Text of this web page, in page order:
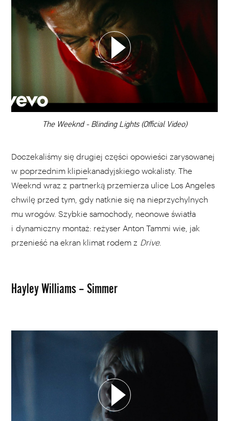
00:00
The Weeknd - Blinding Lights (Official Video)
WYBIERZ SWOJĄ PLAYLISTĘ
DODAJ TEN FILM DO PLAYLISTY
Doczekaliśmy się drugiej części opowieści zarysowanej
w poprzednim klipiekanadyjskiego wokalisty. The
Weeknd wraz z partnerką przemierza ulice Los Angeles
chwilę przed tym, gdy natknie się na nieprzychylnych
mu wrogów. Szybkie samochody, neonowe światła
i dynamiczny montaż: reżyser Anton Tammi wie, jak
przenieść na ekran klimat rodem z Drive.
Hayley Williams – Simmer